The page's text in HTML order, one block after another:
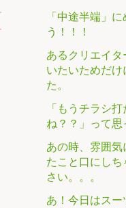
「中途半端」
う！！！
あるクリエイ
いたいためだけ
た。
「もうチラシ
ね？？」って思
あの時、雰囲
たこと口にし
さい。。。
あ！今日はスー